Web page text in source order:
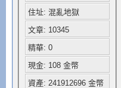
住址: 混亂地獄
文章: 10345
精華: 0
現金: 108 金幣
資產: 241912696 金幣